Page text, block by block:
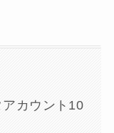
カウント10